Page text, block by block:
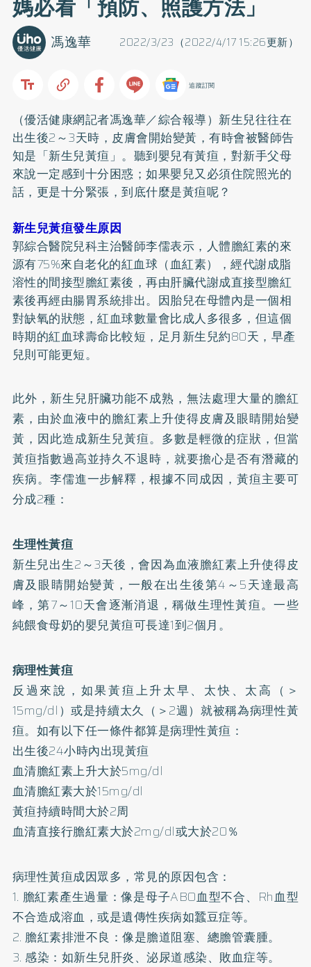
媽必看「預防、照護方法」
2022/3/23（2022/4/17 15:26更新）
馮逸華
追蹤訂閱
（優活健康網記者馮逸華／綜合報導）新生兒往往在
出生後2～3天時，皮膚會開始變黃，有時會被醫師告
知是「新生兒黃疸」。聽到嬰兒有黃疸，對新手父母
來說一定感到十分困惑；如果嬰兒又必須住院照光的
話，更是十分緊張，到底什麼是黃疸呢？
新生兒黃疸發生原因
郭綜合醫院兒科主治醫師李儒表示，人體膽紅素的來
源有75%來自老化的紅血球（血紅素），經代謝成脂
溶性的間接型膽紅素後，再由肝臟代謝成直接型膽紅
素後再經由腸胃系統排出。因胎兒在母體內是一個相
對缺氧的狀態，紅血球數量會比成人多很多，但這個
時期的紅血球壽命比較短，足月新生兒約80天，早產
兒則可能更短。
此外，新生兒肝臟功能不成熟，無法處理大量的膽紅
素，由於血液中的膽紅素上升使得皮膚及眼睛開始變
黃，因此造成新生兒黃疸。多數是輕微的症狀，但當
黃疸指數過高並持久不退時，就要擔心是否有潛藏的
疾病。李儒進一步解釋，根據不同成因，黃疸主要可
分成2種：
生理性黃疸
新生兒出生2～3天後，會因為血液膽紅素上升使得皮
膚及眼睛開始變黃，一般在出生後第4～5天達最高
峰，第7～10天會逐漸消退，稱做生理性黃疸。一些
純餵食母奶的嬰兒黃疸可長達1到2個月。
病理性黃疸
反過來說，如果黃疸上升太早、太快、太高（＞
15mg/dl）或是持續太久（＞2週）就被稱為病理性黃
疸。如有以下任一條件都算是病理性黃疸：
出生後24小時內出現黃疸
血清膽紅素上升大於5mg/dl
血清膽紅素大於15mg/dl
黃疸持續時間大於2周
血清直接行膽紅素大於2mg/dl或大於20％
病理性黃疸成因眾多，常見的原因包含：
1. 膽紅素產生過量：像是母子ABO血型不合、Rh血型
不合造成溶血，或是遺傳性疾病如蠶豆症等。
2. 膽紅素排泄不良：像是膽道阻塞、總膽管囊腫。
3. 感染：如新生兒肝炎、泌尿道感染、敗血症等。